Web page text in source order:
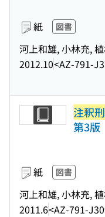
紙 図書
河上和雄, 小林充,
2012.10<AZ-791-
注釈
第3版
紙 図書
河上和雄, 小林充,
2011.6<AZ-791-